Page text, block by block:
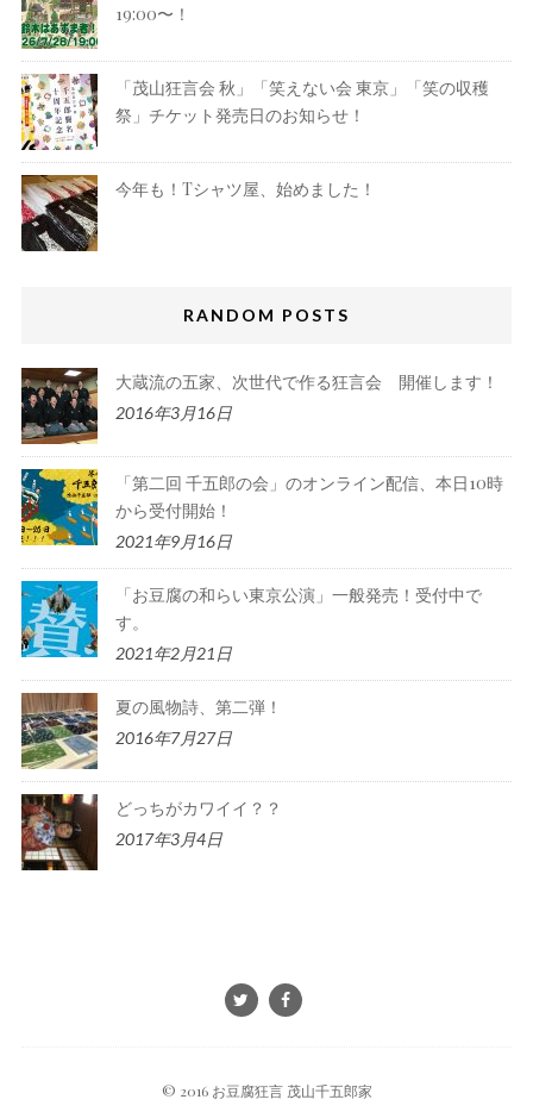
19:00〜！
「茂山狂言会 秋」「笑えない会 東京」「笑の収穫
祭」チケット発売日のお知らせ！
今年も！Tシャツ屋、始めました！
RANDOM POSTS
大蔵流の五家、次世代で作る狂言会 開催します！
2016年3月16日
「第二回 千五郎の会」のオンライン配信、本日10時
から受付開始！
2021年9月16日
「お豆腐の和らい東京公演」一般発売！受付中で
す。
2021年2月21日
夏の風物詩、第二弾！
2016年7月27日
どっちがカワイイ？？
2017年3月4日
© 2016 お豆腐狂言 茂山千五郎家